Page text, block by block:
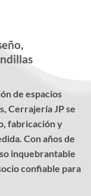
de espacios
Cerrajería JP se
fabricación y
Con años de
inquebrantable
confiable para